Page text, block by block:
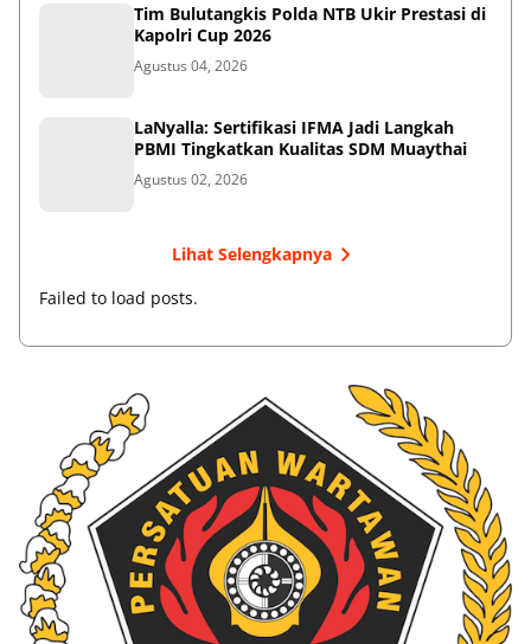
Tim Bulutangkis Polda NTB Ukir Prestasi di
Kapolri Cup 2026
Agustus 04, 2026
LaNyalla: Sertifikasi IFMA Jadi Langkah
PBMI Tingkatkan Kualitas SDM Muaythai
Agustus 02, 2026
Lihat Selengkapnya
Failed to load posts.